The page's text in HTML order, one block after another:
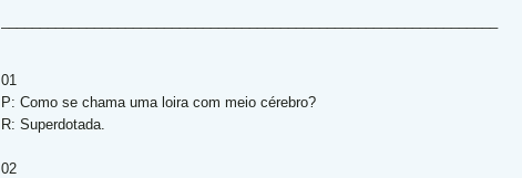
01
P: Como se chama uma loira com meio cérebro?
R: Superdotada.
02